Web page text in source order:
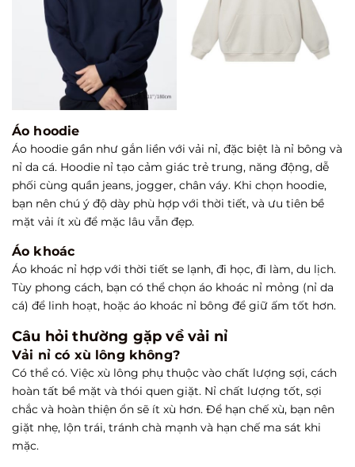
Áo hoodie
Áo hoodie gần như gắn liền với vải nỉ, đặc biệt là nỉ bông và
nỉ da cá. Hoodie nỉ tạo cảm giác trẻ trung, năng động, dễ
phối cùng quần jeans, jogger, chân váy. Khi chọn hoodie,
bạn nên chú ý độ dày phù hợp với thời tiết, và ưu tiên bề
mặt vải ít xù để mặc lâu vẫn đẹp.
Áo khoác
Áo khoác nỉ hợp với thời tiết se lạnh, đi học, đi làm, du lịch.
Tùy phong cách, bạn có thể chọn áo khoác nỉ mỏng (nỉ da
cá) để linh hoạt, hoặc áo khoác nỉ bông để giữ ấm tốt hơn.
Câu hỏi thường gặp về vải nỉ
Vải nỉ có xù lông không?
Có thể có. Việc xù lông phụ thuộc vào chất lượng sợi, cách
hoàn tất bề mặt và thói quen giặt. Nỉ chất lượng tốt, sợi
chắc và hoàn thiện ổn sẽ ít xù hơn. Để hạn chế xù, bạn nên
giặt nhẹ, lộn trái, tránh chà mạnh và hạn chế ma sát khi
mặc.